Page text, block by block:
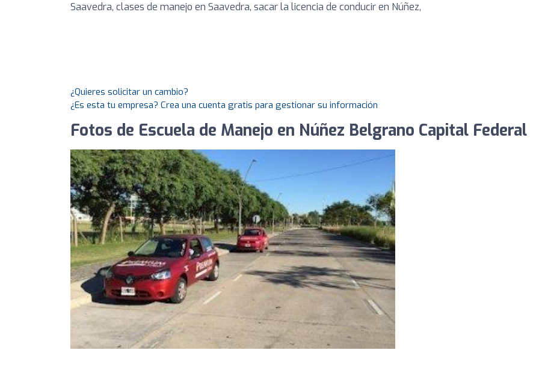
Saavedra, clases de manejo en Saavedra, sacar la licencia de conducir en Núñez,
¿Quieres solicitar un cambio?
¿Es esta tu empresa? Crea una cuenta gratis para gestionar su información
Fotos de Escuela de Manejo en Núñez Belgrano Capital Federal